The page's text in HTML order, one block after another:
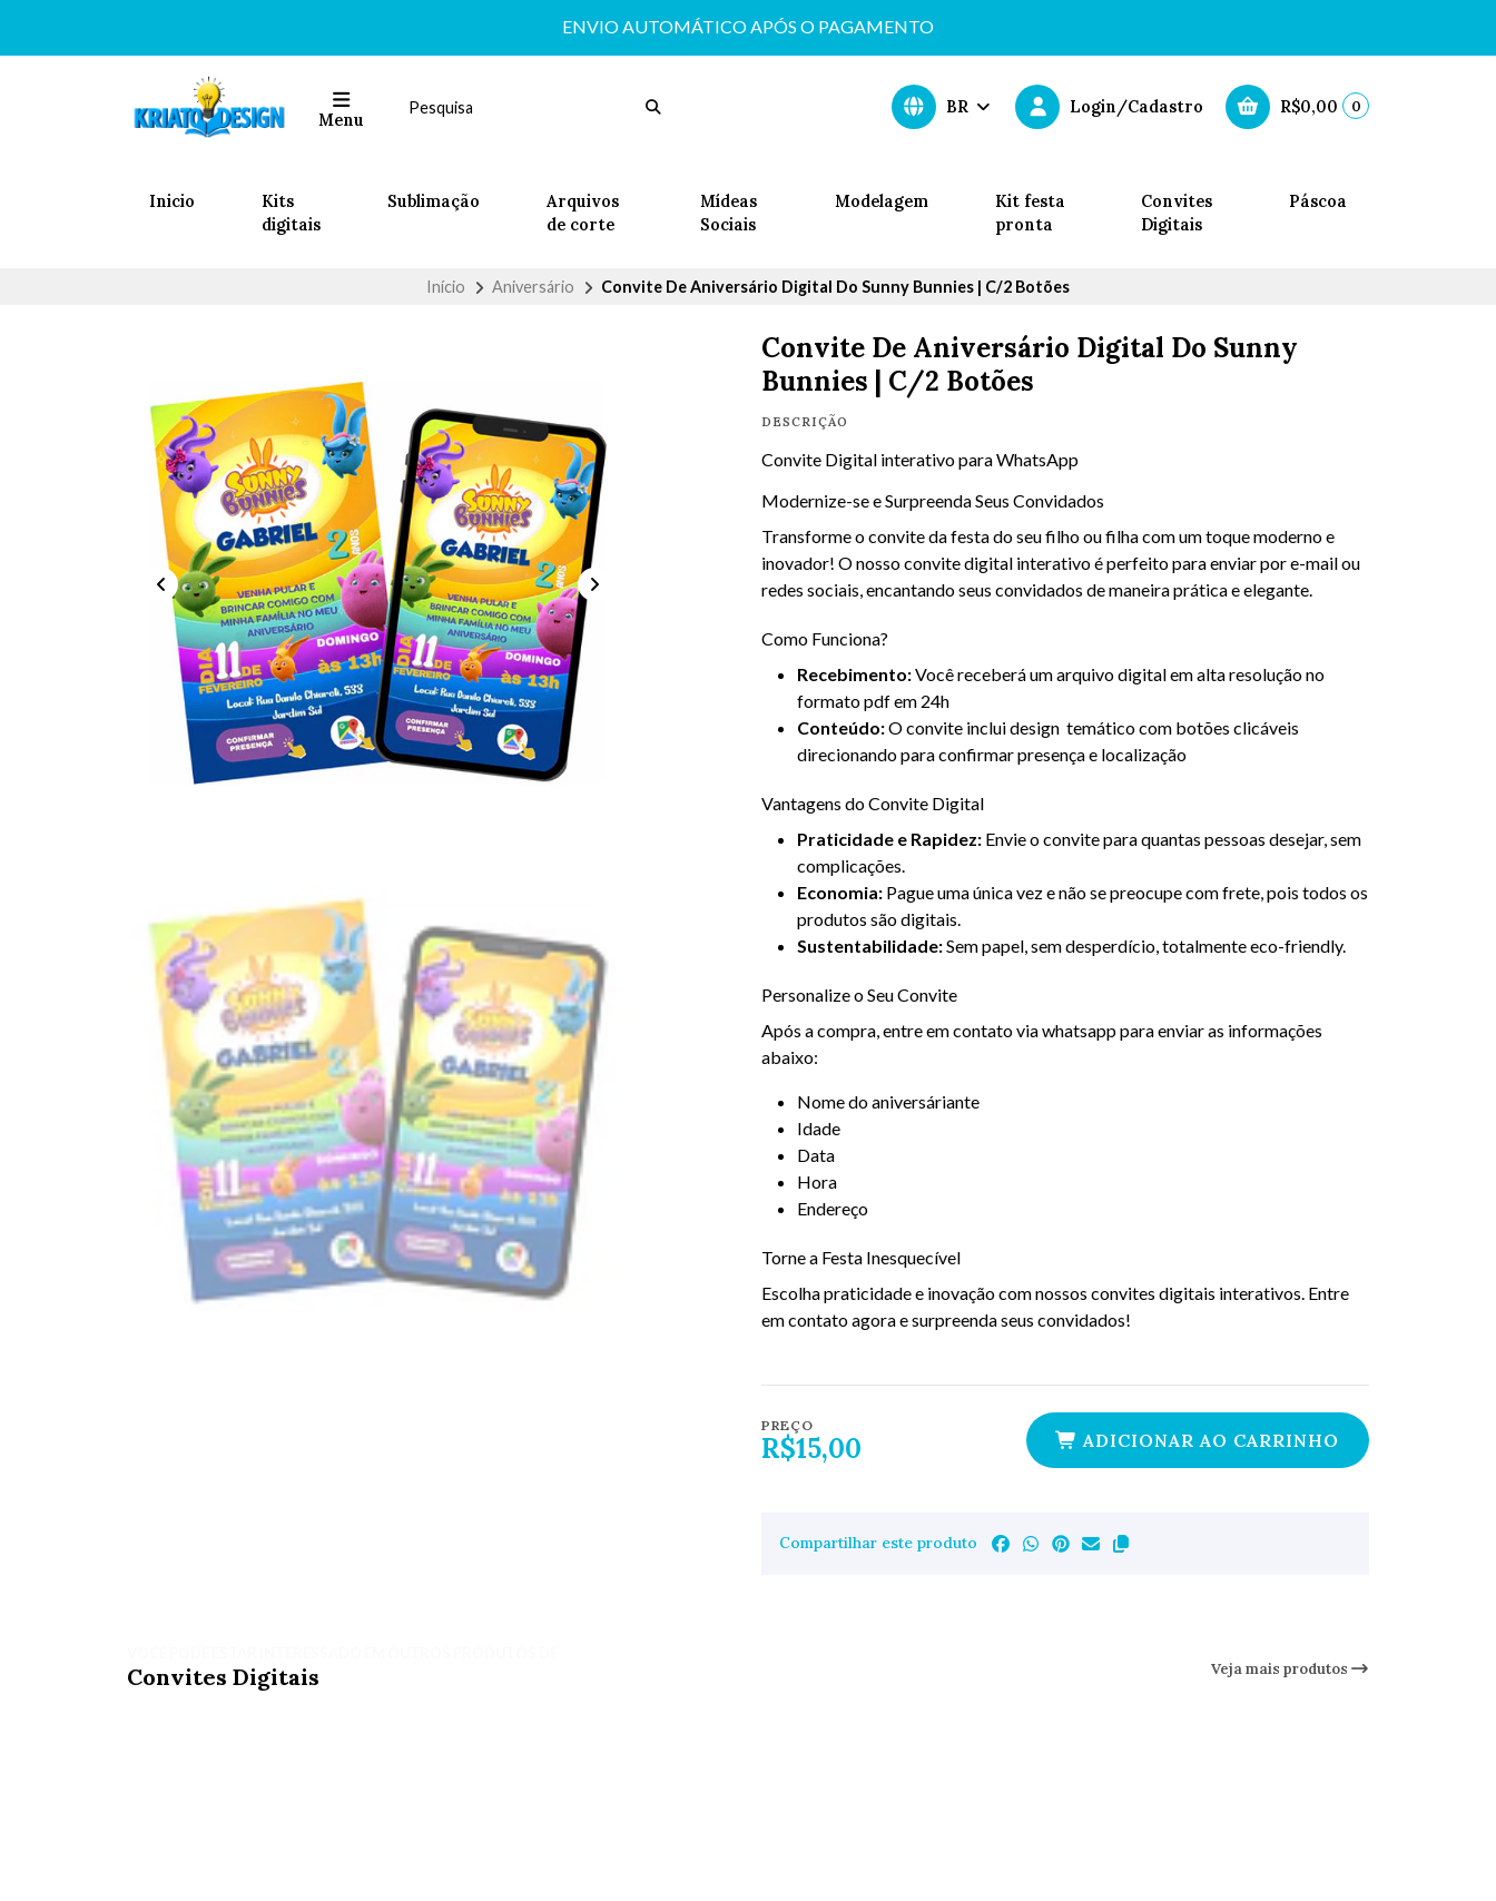
ENVIO AUTOMÁTICO APÓS O PAGAMENTO
Menu
BR Login/Cadastro R$0,00 0
Inicio
Kits
digitais
Sublimação
Arquivos
de corte
Mídeas
Sociais
Modelagem
Kit festa
pronta
Convites
Digitais
Páscoa
Início Aniversário Convite De Aniversário Digital Do Sunny Bunnies | C/2 Botões
Convite De Aniversário Digital Do Sunny
Bunnies | C/2 Botões
DESCRIÇÃO
Convite Digital interativo para WhatsApp
Modernize-se e Surpreenda Seus Convidados
Transforme o convite da festa do seu filho ou filha com um toque moderno e
inovador! O nosso convite digital interativo é perfeito para enviar por e-mail ou
redes sociais, encantando seus convidados de maneira prática e elegante.
Como Funciona?
Recebimento:Você receberá um arquivo digital em alta resolução no
formato pdf em 24h
Conteúdo:O convite inclui design temático com botões clicáveis
direcionando para confirmar presença e localização
Vantagens do Convite Digital
Praticidade e Rapidez: Envie o convite para quantas pessoas desejar, sem
complicações.
Economia: Pague uma única vez e não se preocupe com frete, pois todos os
produtos são digitais.
Sustentabilidade:Sem papel, sem desperdício, totalmente eco-friendly.
Personalize o Seu Convite
Após a compra, entre em contato via whatsapp para enviar as informações
abaixo:
Nome do aniversáriante
Idade
Data
Hora
Endereço
Torne a Festa Inesquecível
Escolha praticidade e inovação com nossos convites digitais interativos. Entre
em contato agora e surpreenda seus convidados!
PREÇO
R$15,00 ADICIONAR AO CARRINHO
Compartilhar este produto
Convites Digitais Veja mais produtos